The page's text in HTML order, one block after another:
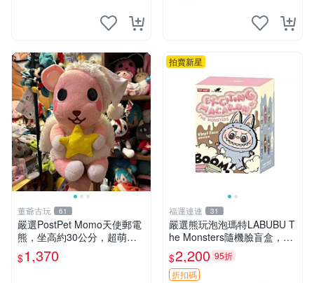
董爺古玩 61
嚴選PostPet Momo天使郵電
熊，坐高約30公分，超萌可
愛收藏首選 天使郵電熊 Mom
o熊 玩具
$1,370
拍賣新星
福運連連 31
嚴選熊玩泡泡瑪特LABUBU T
he Monsters隨機臉盲盒，萌
趣馬卡龍設計 芝麻豆豆 LAB
UBU LABUBU THE MONST
ERS 橙色豆
$2,200 95折
折扣碼